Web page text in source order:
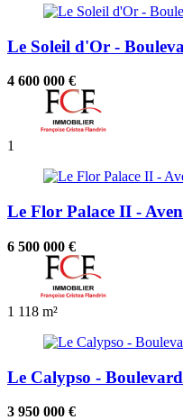
Le Soleil d'Or -
4 600 000 €
1
Le Flor Palace II -
6 500 000 €
1 118 m²
Le Calypso -
3 950 000 €